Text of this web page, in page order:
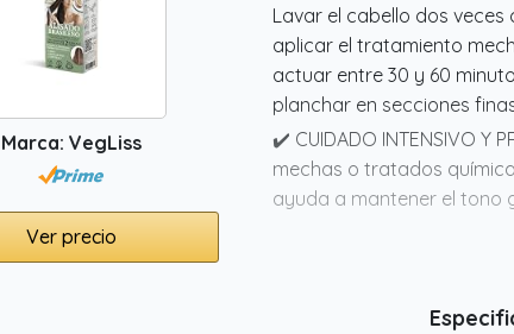
Marca: VegLiss
Ver precio
Lavar el cabello dos
aplicar el tratamiento
actuar entre 30 y 60
planchar en secciones
✔️ CUIDADO INTENSIVO Y
mechas o tratados
ayuda a mantener el tono
disciplinado frente a la